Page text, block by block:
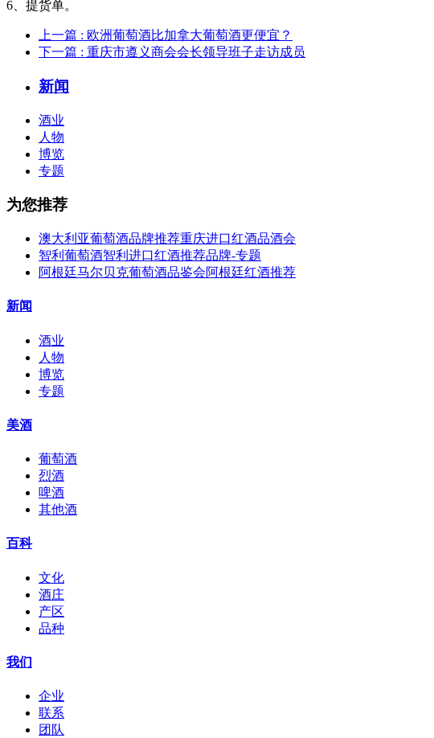
6、提货单。
上一篇 : 欧洲葡萄酒比加拿大葡萄酒更便宜？
下一篇 : 重庆市遵义商会会长领导班子走访成员
新闻
酒业
人物
博览
专题
为您推荐
澳大利亚葡萄酒品牌推荐重庆进口红酒品酒会
智利葡萄酒智利进口红酒推荐品牌-专题
阿根廷马尔贝克葡萄酒品鉴会阿根廷红酒推荐
新闻
酒业
人物
博览
专题
美酒
葡萄酒
烈酒
啤酒
其他酒
百科
文化
酒庄
产区
品种
我们
企业
联系
团队